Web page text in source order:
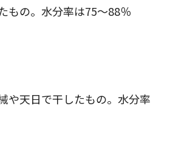
もの。水分率は75～88％
や天日で干したもの。水分率